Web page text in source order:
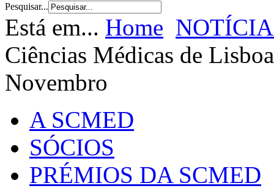
Pesquisar...
Está em... Home
Ciências Médicas de
Novembro
A SCMED
SÓCIOS
PRÉMIOS DA SCMED